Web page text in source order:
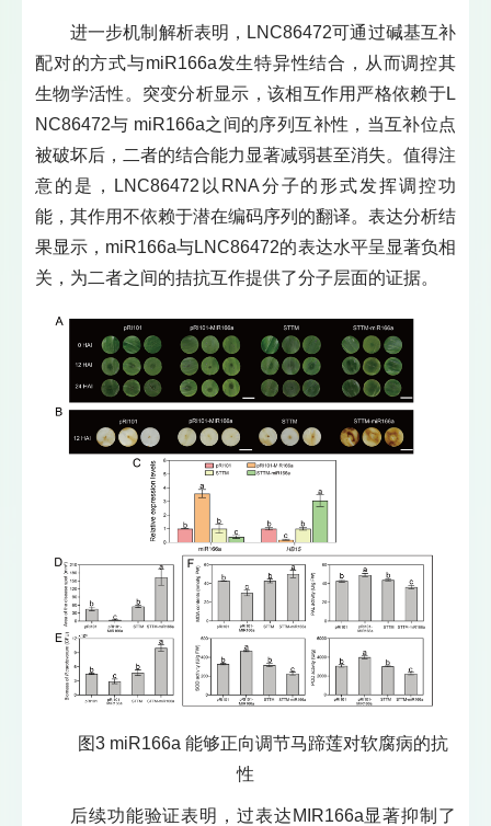
进一步机制解析表明，LNC86472可通过碱基互补
配对的方式与miR166a发生特异性结合，从而调控其
生物学活性。突变分析显示，该相互作用严格依赖于L
NC86472与 miR166a之间的序列互补性，当互补位点
被破坏后，二者的结合能力显著减弱甚至消失。值得注
意的是，LNC86472以RNA分子的形式发挥调控功
能，其作用不依赖于潜在编码序列的翻译。表达分析结
果显示，miR166a与LNC86472的表达水平呈显著负相
关，为二者之间的拮抗互作提供了分子层面的证据。
图3 miR166a 能够正向调节马蹄莲对软腐病的抗
性
后续功能验证表明，过表达MIR166a显著抑制了